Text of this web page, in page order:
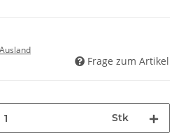
Frage zum Artikel
Stk